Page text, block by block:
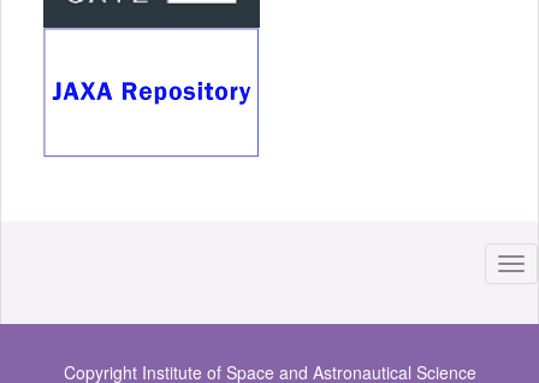
Copyright Institute of Space and Astronautical Science